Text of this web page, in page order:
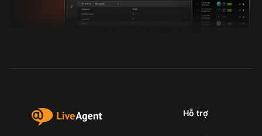
Hỗ trợ